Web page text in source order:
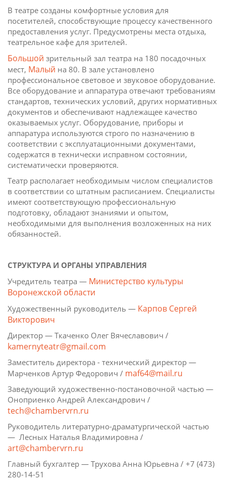
В театре созданы комфортные условия для
посетителей, способствующие процессу качественного
предоставления услуг. Предусмотрены места отдыха,
театрельное кафе для зрителей.
Большой зрительный зал театра на 180 посадочных
мест, Малый на 80. В зале установлено
профессиональное световое и звуковое оборудование.
Все оборудование и аппаратура отвечают требованиям
стандартов, технических условий, других нормативных
документов и обеспечивают надлежащее качество
оказываемых услуг. Оборудование, приборы и
аппаратура используются строго по назначению в
соответствии с эксплуатационными документами,
содержатся в технически исправном состоянии,
систематически проверяются.
Театр располагает необходимым числом специалистов
в соответствии со штатным расписанием. Специалисты
имеют соответствующую профессиональную
подготовку, обладают знаниями и опытом,
необходимыми для выполнения возложенных на них
обязанностей.
СТРУКТУРА И ОРГАНЫ УПРАВЛЕНИЯ
Учредитель театра — Министерство культуры
Воронежской области
Художественный руководитель — Карпов Сергей
Викторович
Директор — Ткаченко Олег Вячеславович /
kamernyteatr@gmail.com
Заместитель директора - технический директор —
Марченков Артур Федорович / maf64@mail.ru
Заведующий художественно-постановочной частью —
Оноприенко Андрей Александрович /
tech@chambervrn.ru
Руководитель литературно-драматургической частью
— Лесных Наталья Владимировна /
art@chambervrn.ru
Главный бухгалтер — Трухова Анна Юрьевна / +7 (473)
280-14-51